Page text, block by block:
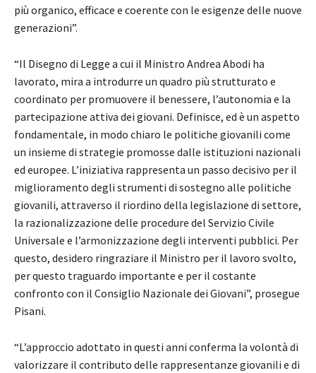
più organico, efficace e coerente con le esigenze delle nuove
generazioni”.
“Il Disegno di Legge a cui il Ministro Andrea Abodi ha
lavorato, mira a introdurre un quadro più strutturato e
coordinato per promuovere il benessere, l’autonomia e la
partecipazione attiva dei giovani. Definisce, ed è un aspetto
fondamentale, in modo chiaro le politiche giovanili come
un insieme di strategie promosse dalle istituzioni nazionali
ed europee. L’iniziativa rappresenta un passo decisivo per il
miglioramento degli strumenti di sostegno alle politiche
giovanili, attraverso il riordino della legislazione di settore,
la razionalizzazione delle procedure del Servizio Civile
Universale e l’armonizzazione degli interventi pubblici. Per
questo, desidero ringraziare il Ministro per il lavoro svolto,
per questo traguardo importante e per il costante
confronto con il Consiglio Nazionale dei Giovani”, prosegue
Pisani.
“L’approccio adottato in questi anni conferma la volontà di
valorizzare il contributo delle rappresentanze giovanili e di